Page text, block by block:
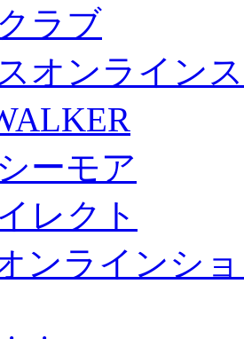
ラブ
オンライン
ーモア
レクト
ンラインシ